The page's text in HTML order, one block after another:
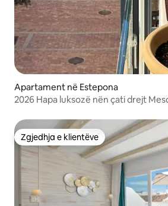
Apartament në Estepona
2026 Hapa luksozë nën çati drejt
Zgjedhja e klientëve
Zgjedhja e klientëve